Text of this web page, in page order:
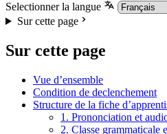
Selectionner la langue
Sur cette page
Sur cette page
Vue d’ensemble
Condition de declenchement
Structure de la fiche
1. Prononciation et
2. Classe grammaticale